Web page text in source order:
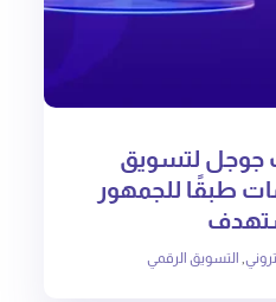
جوجل لتسويق
طبقًا للجمهور
, التسويق الرقمي